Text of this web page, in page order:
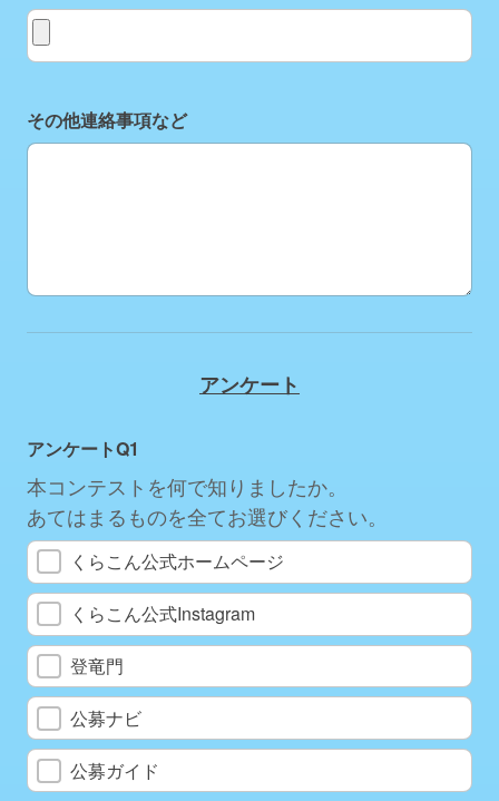
作品10
その他連絡事項など
その他連絡事項など
アンケート
アンケートQ1
本コンテストを何で知りましたか。
あてはまるものを全てお選びください。
くらこん公式ホームページ
くらこん公式Instagram
登竜門
公募ナビ
公募ガイド